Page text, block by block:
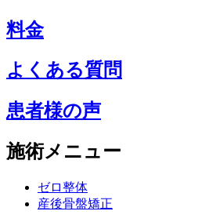
料金
よくある質問
患者様の声
施術メニュー
ゼロ整体
産後骨盤矯正